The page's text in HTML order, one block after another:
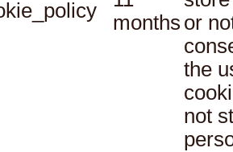
months or
the
not